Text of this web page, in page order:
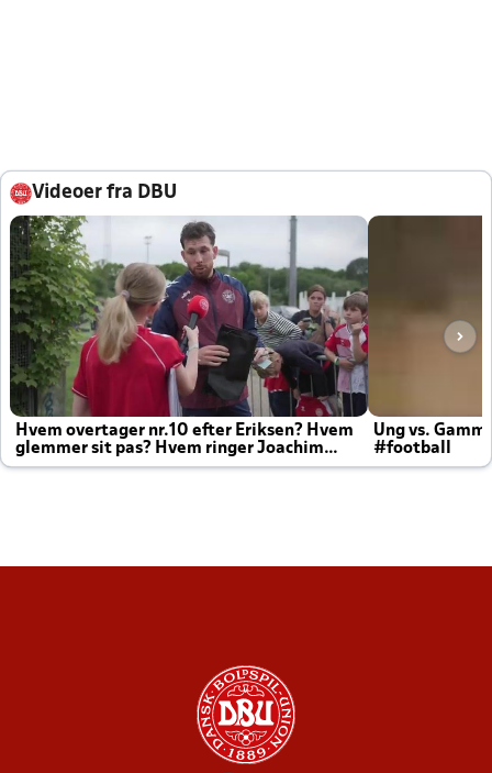
Videoer fra DBU
Hvem overtager nr.10 efter Eriksen? Hvem
glemmer sit pas? Hvem ringer Joachim
altid til efter kampe?
Ung vs.
#football